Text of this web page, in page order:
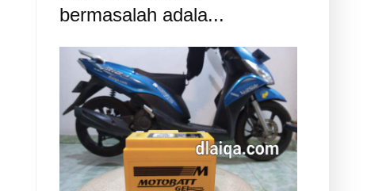
bermasalah adala...